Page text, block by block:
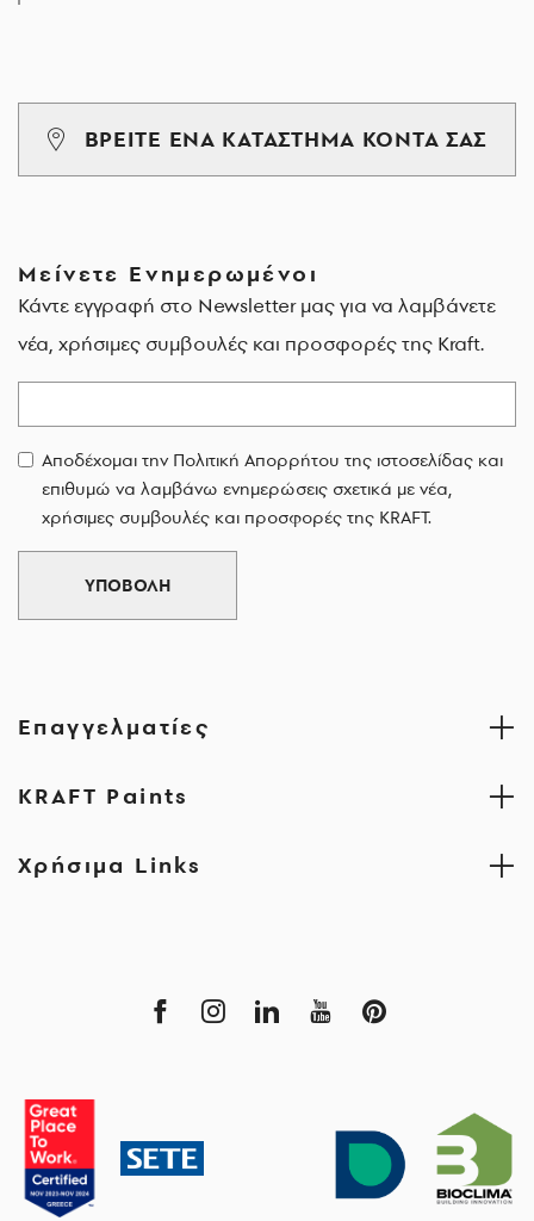
ΒΡΕΙΤΕ ΕΝΑ ΚΑΤΑΣΤΗΜΑ ΚΟΝΤΑ ΣΑΣ
Μείνετε Ενημερωμένοι
Κάντε εγγραφή στο Newsletter μας για να λαμβάνετε
νέα, χρήσιμες συμβουλές και προσφορές της Kraft.
Αποδέχομαι την Πολιτική Απορρήτου της ιστοσελίδας και
επιθυμώ να λαμβάνω ενημερώσεις σχετικά με νέα,
χρήσιμες συμβουλές και προσφορές της KRAFT.
ΥΠΟΒΟΛΗ
Επαγγελματίες
KRAFT Paints
Χρήσιμα Links